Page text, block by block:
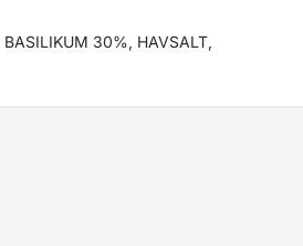
30%, HAVSALT,